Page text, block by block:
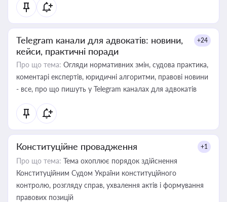
Telegram канали для адвокатів: новини,
кейси, практичні поради
+24
Про що тема: Огляди нормативних змін, судова практика,
коментарі експертів, юридичні алгоритми, правові новини
- все, про що пишуть у Telegram каналах для адвокатів
Конституційне провадження +1
Про що тема: Тема охоплює порядок здійснення
Конституційним Судом України конституційного
контролю, розгляду справ, ухвалення актів і формування
правових позицій